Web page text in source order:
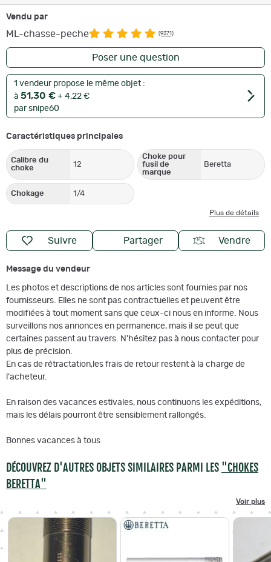
Vendu par
ML-chasse-peche (9371)
Poser une question
1 vendeur propose le même objet :
à 51,30 € + 4,22 €
par snipe60
Caractéristiques principales
Calibre du
choke
12
Choke pour
fusil de
marque
Beretta
Chokage 1/4
Plus de détails
Suivre Partager Vendre
Message du vendeur
Les photos et descriptions de nos articles sont fournies par nos
fournisseurs. Elles ne sont pas contractuelles et peuvent être
modifiées à tout moment sans que ceux-ci nous en informe. Nous
surveillons nos annonces en permanence, mais il se peut que
certaines passent au travers. N'hésitez pas à nous contacter pour
plus de précision.
En cas de rétractation,les frais de retour restent à la charge de
l'acheteur.
En raison des vacances estivales, nous continuons les expéditions,
mais les délais pourront être sensiblement rallongés.
Bonnes vacances à tous
DÉCOUVREZ D'AUTRES OBJETS SIMILAIRES PARMI LES "CHOKES
BERETTA"
Voir plus